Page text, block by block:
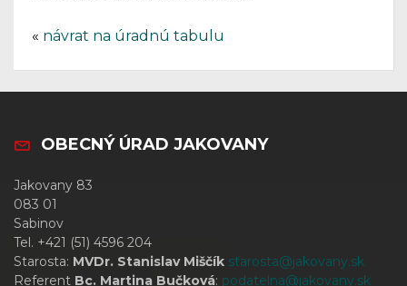
« návrat na úradnú tabulu
OBECNÝ ÚRAD JAKOVANY
Jakovany 83
083 01
Sabinov
Tel. +421 (51) 4596 204
Starosta: MVDr. Stanislav Miščík starosta@jakovany.sk
Referent Bc. Martina Bučková: podatelna@jakovany.sk